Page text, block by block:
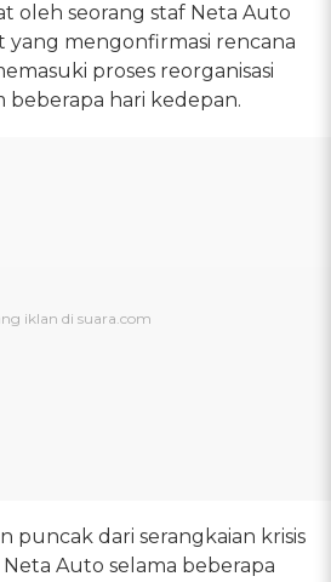
oleh seorang staf Neta Auto
yang mengonfirmasi rencana
proses reorganisasi
hari kedepan.
puncak dari serangkaian krisis
Auto selama beberapa